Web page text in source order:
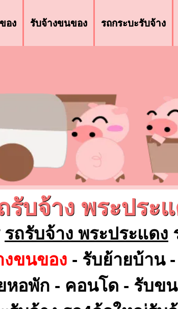
อง รับจ้างขนของ รถกระบะรับจ้าง
รับจ้าง พระประ
รถรับจ้าง พระประแดง
งขนของ - รับย้ายบ้าน -
หอพัก - คอนโด - รับข